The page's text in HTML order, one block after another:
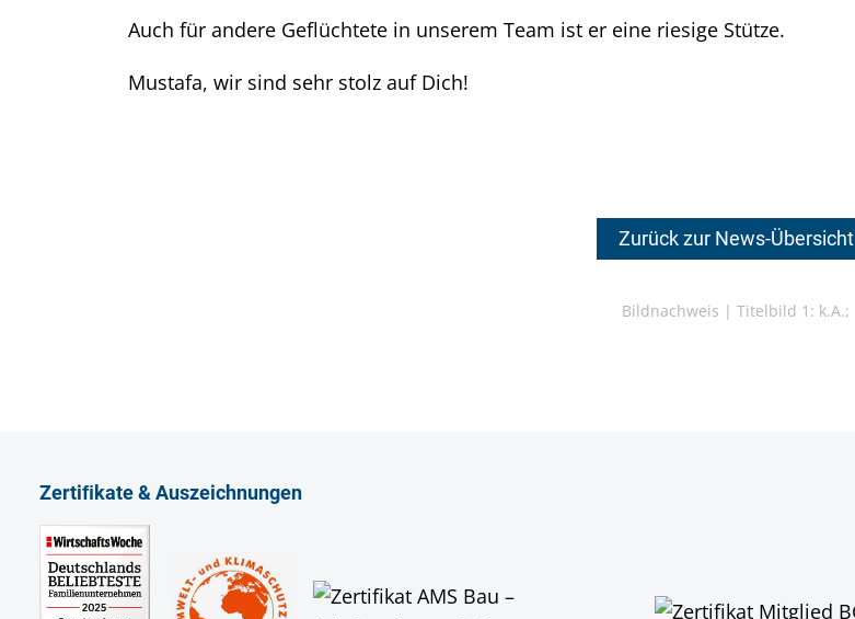
Auch für andere Geflüchtete in unserem Team ist er eine riesige Stütze.
Mustafa, wir sind sehr stolz auf Dich!
Zurück zur News-Übersicht
Bildnachweis | Titelbild 1: k.A.;
Zertiﬁkate & Auszeichnungen